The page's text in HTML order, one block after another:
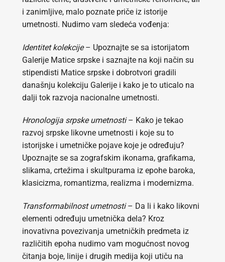
i zanimljive, malo poznate priče iz istorije
umetnosti. Nudimo vam sledeća vođenja:
Identitet kolekcije– Upoznajte se sa istorijatom
Galerije Matice srpske i saznajte na koji način su
stipendisti Matice srpske i dobrotvori gradili
današnju kolekciju Galerije i kako je to uticalo na
dalji tok razvoja nacionalne umetnosti.
Hronologija srpske umetnosti– Kako je tekao
razvoj srpske likovne umetnosti i koje su to
istorijske i umetničke pojave koje je određuju?
Upoznajte se sa zografskim ikonama, grafikama,
slikama, crtežima i skultpurama iz epohe baroka,
klasicizma, romantizma, realizma i modernizma.
Transformabilnost umetnosti– Da li i kako likovni
elementi određuju umetnička dela? Kroz
inovativna povezivanja umetničkih predmeta iz
različitih epoha nudimo vam mogućnost novog
čitanja boje, linije i drugih medija koji utiču na